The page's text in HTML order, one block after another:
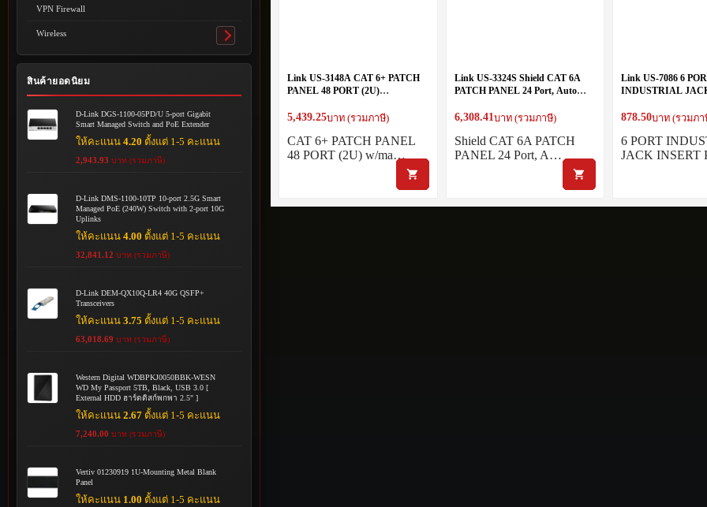
Link US-3148A CAT 6+ PATCH
PANEL 48 PORT (2U)
Labeling
5,439.25บาท (รวมภาษี)
CAT 6+ PATCH PANEL
48 PORT (2U) w/ma…
Link US-3324S Shield CAT 6A
PATCH PANEL 24 Port, Auto
6,308.41บาท (รวมภาษี)
Shield CAT 6A PATCH
PANEL 24 Port, A…
Link US-7086 6
INDUSTRIAL
878.50บาท (รวมภา
6 PORT
JACK
VPN Firewall
Wireless
Toggle
submenu
สินค้ายอดนิยม
D-Link DGS-1100-05PD/U 5-port Gigabit
Smart Managed Switch and PoE Extender
ให้คะแนน4.20 ตั้งแต่ 1-5 คะแนน
2,943.93 บาท (รวมภาษี)
D-Link DMS-1100-10TP 10-port 2.5G Smart
Managed PoE (240W) Switch with 2-port 10G
Uplinks
ให้คะแนน4.00 ตั้งแต่ 1-5 คะแนน
32,841.12 บาท (รวมภาษี)
D-Link DEM-QX10Q-LR4 40G QSFP+
Transceivers
ให้คะแนน3.75 ตั้งแต่ 1-5 คะแนน
63,018.69 บาท (รวมภาษี)
Western Digital WDBPKJ0050BBK-WESN
WD My Passport 5TB, Black, USB 3.0 [
External HDD ฮาร์ดดิสก์พกพา 2.5" ]
ให้คะแนน2.67 ตั้งแต่ 1-5 คะแนน
7,240.00 บาท (รวมภาษี)
Vertiv 01230919 1U-Mounting Metal Blank
Panel
ให้คะแนน 1.00 ตั้งแต่ 1-5 คะแนน